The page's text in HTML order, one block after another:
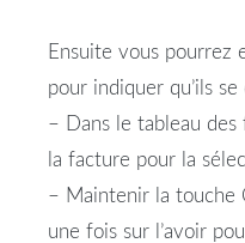
Ensuite vous pourrez
pour indiquer qu’ils
– Dans le tableau
la facture pour la
– Maintenir la touche
une fois sur l’avoir